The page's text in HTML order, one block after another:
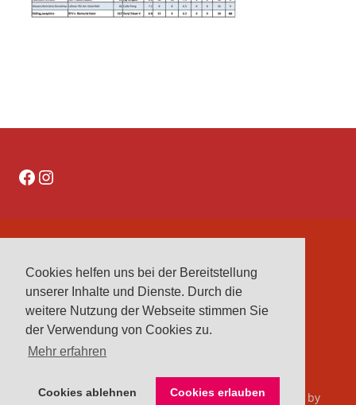
Cookies helfen uns bei der Bereitstellung
unserer Inhalte und Dienste. Durch die
weitere Nutzung der Webseite stimmen Sie
der Verwendung von Cookies zu.
Mehr erfahren
Cookies ablehnen Cookies erlauben
Facebook
Instagram
IMPRESSUM
VEREINE
VORSTAND
© 2026 Kreisreiterverband Herford e. V.. Bento theme by